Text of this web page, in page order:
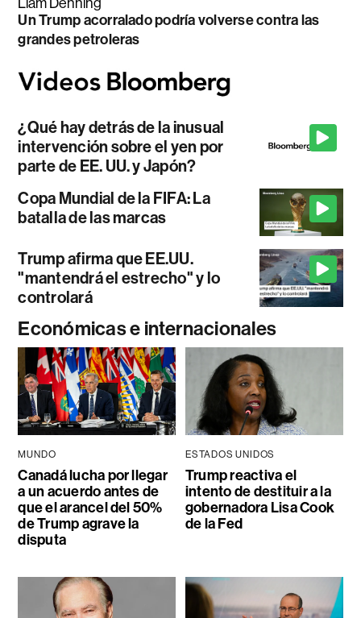
Un Trump acorralado podría volverse contra las
grandes petroleras
¿Qué hay detrás de la inusual
intervención sobre el yen por
parte de EE. UU. y Japón?
Copa Mundial de la FIFA: La
batalla de las marcas
Trump afirma que EE.UU.
"mantendrá el estrecho" y lo
controlará
Económicas e internacionales
MUNDO
Canadá lucha por llegar
a un acuerdo antes de
que el arancel del 50%
de Trump agrave la
disputa
ESTADOS UNIDOS
Trump reactiva el
intento de destituir a la
gobernadora Lisa Cook
de la Fed